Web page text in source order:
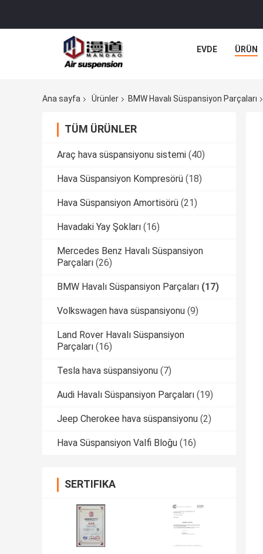
EVDE ÜRÜN
Ana sayfa Ürünler BMW Havalı Süspansiyon Parçaları
TÜM ÜRÜNLER
Araç hava süspansiyonu sistemi (40)
Hava Süspansiyon Kompresörü (18)
Hava Süspansiyon Amortisörü (21)
Havadaki Yay Şokları (16)
Mercedes Benz Havalı Süspansiyon
Parçaları (26)
BMW Havalı Süspansiyon Parçaları (17)
Volkswagen hava süspansiyonu (9)
Land Rover Havalı Süspansiyon
Parçaları (16)
Tesla hava süspansiyonu (7)
Audi Havalı Süspansiyon Parçaları (19)
Jeep Cherokee hava süspansiyonu (2)
Hava Süspansiyon Valfi Bloğu (16)
SERTIFIKA